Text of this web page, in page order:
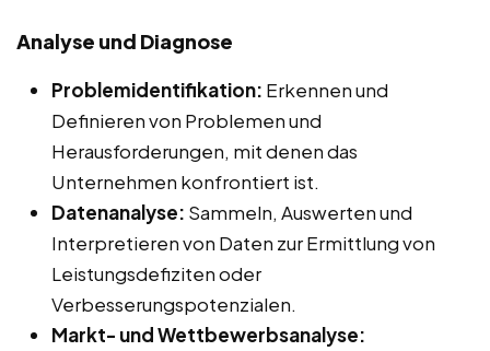
Analyse und Diagnose
Problemidentifikation: Erkennen und
Definieren von Problemen und
Herausforderungen, mit denen das
Unternehmen konfrontiert ist.
Datenanalyse: Sammeln, Auswerten und
Interpretieren von Daten zur Ermittlung von
Leistungsdefiziten oder
Verbesserungspotenzialen.
Markt- und Wettbewerbsanalyse: